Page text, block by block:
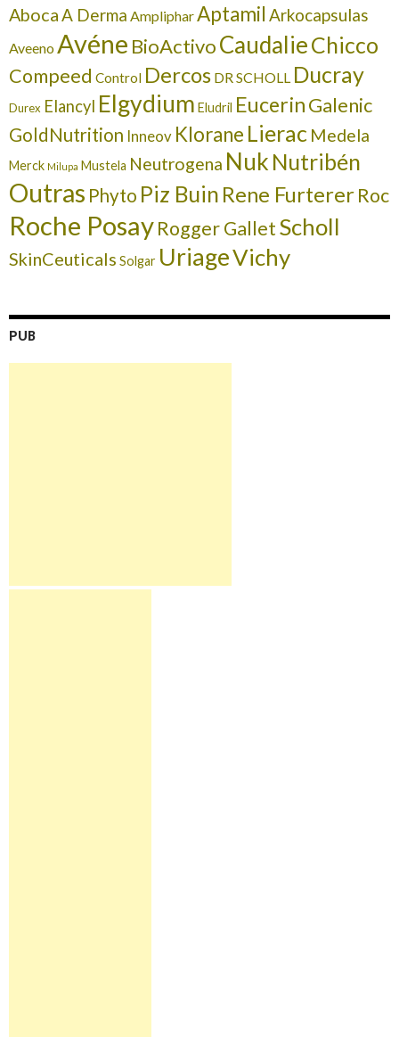
Aboca A Derma AmplipharAptamil Arkocapsulas
Aveeno Avéne BioActivoCaudalieChicco
Compeed Control Dercos DR SCHOLL Ducray
Durex Elancyl Elgydium Eludril EucerinGalenic
GoldNutrition Inneov Klorane Lierac Medela
Merck Milupa Mustela Neutrogena Nuk Nutribén
Outras Phyto Piz Buin Rene FurtererRoc
Roche PosayRogger GalletScholl
SkinCeuticals Solgar UriageVichy
PUB